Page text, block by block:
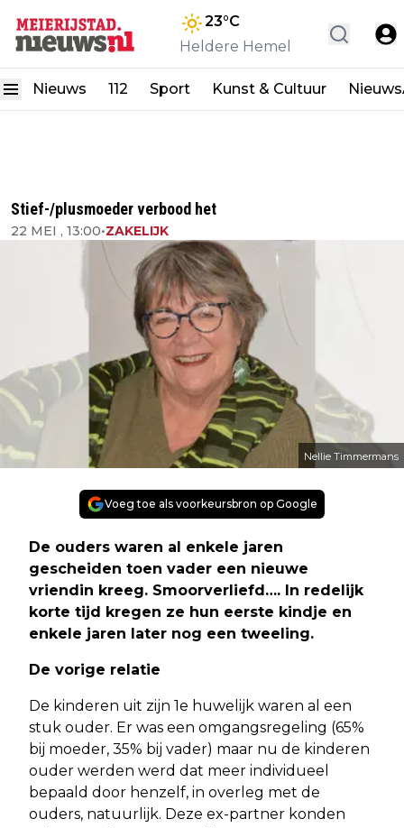
23°C
Heldere Hemel
Nieuws 112 Sport Kunst & Cultuur
Stief-/plusmoeder verbood het
22 MEI , 13:00•ZAKELIJK
Nellie Timmermans
Voeg toe als voorkeursbron op Google
De ouders waren al enkele jaren
gescheiden toen vader een nieuwe
vriendin kreeg. Smoorverliefd…. In redelijk
korte tijd kregen ze hun eerste kindje en
enkele jaren later nog een tweeling.
De vorige relatie
De kinderen uit zijn 1e huwelijk waren al een
stuk ouder. Er was een omgangsregeling (65%
bij moeder, 35% bij vader) maar nu de kinderen
ouder werden werd dat meer individueel
bepaald door henzelf, in overleg met de
ouders, natuurlijk. Deze ex-partner konden